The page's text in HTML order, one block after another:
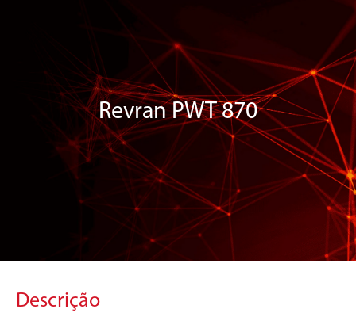
Revran PWT 870
Descrição